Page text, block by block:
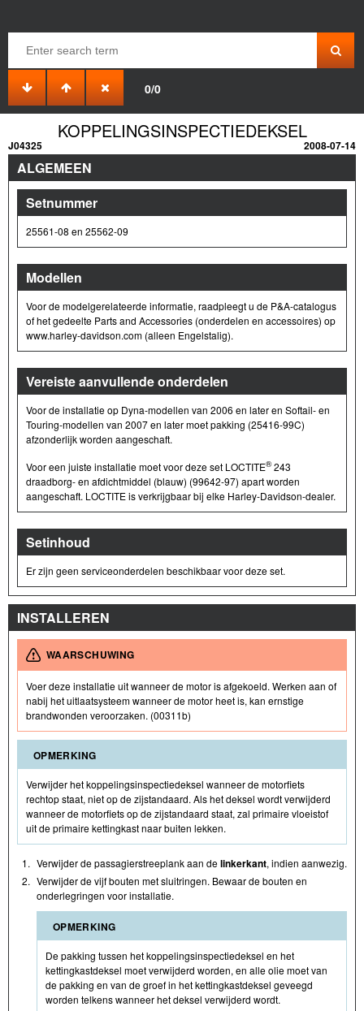
0/0
KOPPELINGSINSPECTIEDEKSEL
J04325 2008-07-14
ALGEMEEN
Setnummer
25561-08 en 25562-09
Modellen
Voor de modelgerelateerde informatie, raadpleegt u de P&A- catalogus
of het gedeelte Parts and Accessories (onderdelen en accessoires) op
www.harley-davidson.com (alleen Engelstalig).
Vereiste aanvullende onderdelen
Voor de installatie op Dyna-modellen van 2006 en later en Softail- en
Touring-modellen van 2007 en later moet pakking (25416-99C)
afzonderlijk worden aangeschaft.
Voor een juiste installatie moet voor deze set LOCTITE®243
draadborg- en afdichtmiddel (blauw) (99642-97) apart worden
aangeschaft. LOCTITE is verkrijgbaar bij elke Harley-Davidson-dealer.
Setinhoud
Er zijn geen serviceonderdelen beschikbaar voor deze set.
INSTALLEREN
WAARSCHUWING
Voer deze installatie uit wanneer de motor is afgekoeld. Werken aan of
nabij het uitlaatsysteem wanneer de motor heet is, kan ernstige
brandwonden veroorzaken. (00311b)
OPMERKING
Verwijder het koppelingsinspectiedeksel wanneer de motorfiets
rechtop staat, niet op de zijstandaard. Als het deksel wordt verwijderd
wanneer de motorfiets op de zijstandaard staat, zal primaire vloeistof
uit de primaire kettingkast naar buiten lekken.
1. Verwijder de passagierstreeplank aan delinkerkant, indien aanwezig.
2. Verwijder de vijf bouten met sluitringen. Bewaar de bouten en
onderlegringen voor installatie.
OPMERKING
De pakking tussen het koppelingsinspectiedeksel en het
kettingkastdeksel moet verwijderd worden, en alle olie moet van
de pakking en van de groef in het kettingkastdeksel geveegd
worden telkens wanneer het deksel verwijderd wordt.